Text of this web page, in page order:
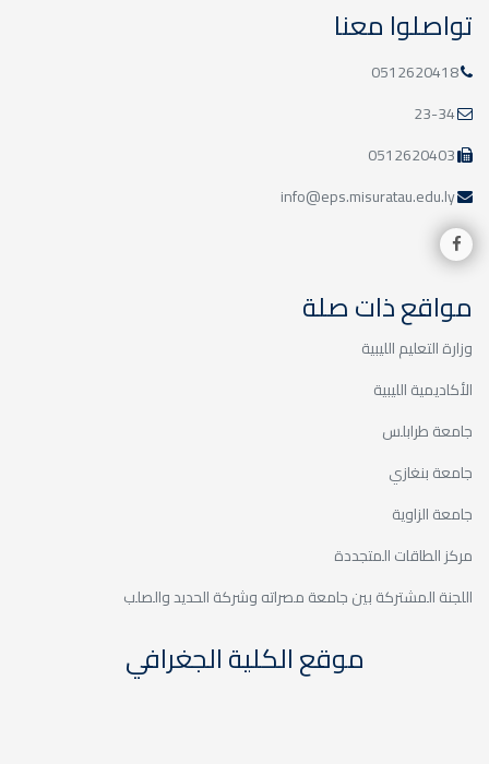
27
ديسمبر
20
ديسمبر
المؤتمر الأكاديمي - الدورة
السابعة 2025
20
ديسمبر
تواصلوا معنا
0512620418
23-34
0512620403
info@eps.misuratau.edu.ly
مواقع ذات صلة
وزارة التعليم الليبية
الأكاديمية الليبية
جامعة طرابلس
جامعة بنغازي
جامعة الزاوية
مركز الطاقات المتجددة
اللجنة المشتركة بين جامعة مصراته وشركة الحديد والصلب
موقع الكلية الجغرافي